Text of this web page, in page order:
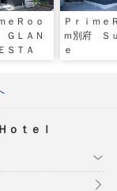
ｅＲｏｏ
ＧＬＡＮ
ＳＴＡ
Ｐｒｉｍｅ
ｍ別府 Ｓ
ｅ
ｔｅｌ